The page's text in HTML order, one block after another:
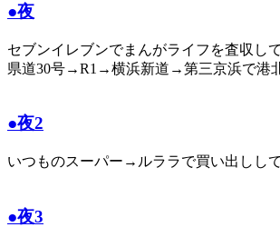
●夜
セブンイレブンでまんがライフを査収し
県道30号→R1→横浜新道→第三京浜で港
●夜2
いつものスーパー→ルララで買い出しし
●夜3